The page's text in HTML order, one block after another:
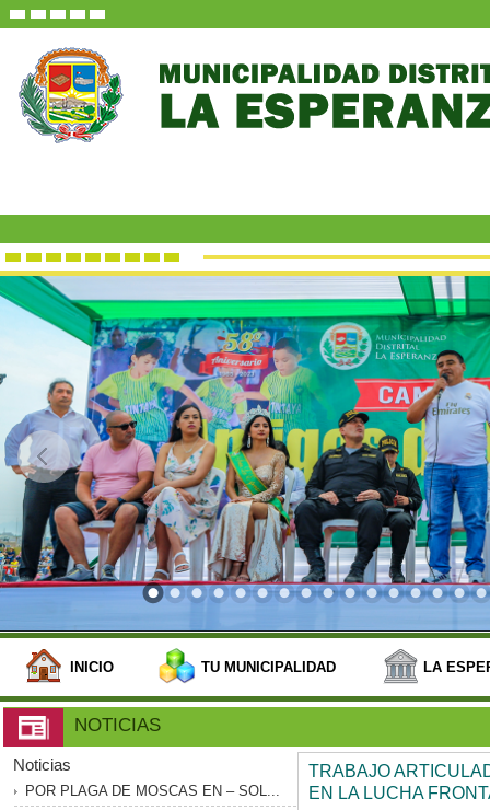
INICIO TU MUNICIPALIDAD LA
NOTICIAS
Noticias
POR PLAGA DE MOSCAS EN – SOL...
TRABAJO
EN LA LUCHA